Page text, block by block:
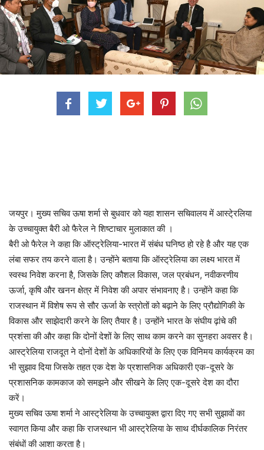
जयपुर। मुख्य सचिव ऊषा शर्मा से बुधवार को यहा शासन सचिवालय में आस्टे्रलिया
के उच्चायुक्त बैरी ओ फैरेल ने शिष्टाचार मुलाकात की ।
बैरी ओ फैरेल ने कहा कि ऑस्ट्रेलिया-भारत में संबंध घनिष्ठ हो रहे है और यह एक
लंबा सफर तय करने वाला है। उन्होंने बताया कि ऑस्ट्रेलिया का लक्ष्य भारत में
स्वस्थ निवेश करना है, जिसके लिए कौशल विकास, जल प्रबंधन, नवीकरणीय
ऊर्जा, कृषि और खनन क्षेत्र में निवेश की अपार संभावनाए है। उन्होंने कहा कि
राजस्थान में विशेष रूप से सौर ऊर्जा के स्त्रोतों को बढ़ाने के लिए प्रौद्योगिकी के
विकास और साझेदारी करने के लिए तैयार है। उन्होंने भारत के संघीय ढ़ांचे की
प्रशंसा की और कहा कि दोनों देशों के लिए साथ काम करने का सुनहरा अवसर है।
आस्ट्रेलिया राजदूत ने दोनों देशों के अधिकारियों के लिए एक विनिमय कार्यक्रम का
भी सुझाव दिया जिसके तहत एक देश के प्रशासनिक अधिकारी एक-दूसरे के
प्रशासनिक कामकाज को समझने और सीखने के लिए एक-दूसरे देश का दौरा
करें।
मुख्य सचिव ऊषा शर्मा ने आस्ट्रेलिया के उच्चायुक्त द्वारा दिए गए सभी सुझावों का
स्वागत किया और कहा कि राजस्थान भी आस्ट्रेलिया के साथ दीर्घकालिक निरंतर
संबंधाें की आशा करता है।